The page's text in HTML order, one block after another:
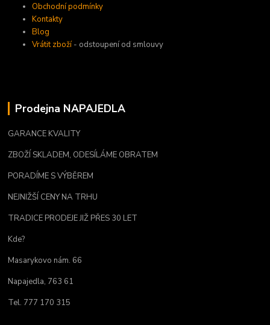
Obchodní podmínky
Kontakty
Blog
Vrátit zboží- odstoupení od smlouvy
Prodejna NAPAJEDLA
GARANCE KVALITY
ZBOŽÍ SKLADEM, ODESÍLÁME OBRATEM
PORADÍME S VÝBĚREM
NEJNIŽŠÍ CENY NA TRHU
TRADICE PRODEJE JIŽ PŘES 30 LET
Kde?
Masarykovo nám. 66
Napajedla, 763 61
Tel. 777 170 315